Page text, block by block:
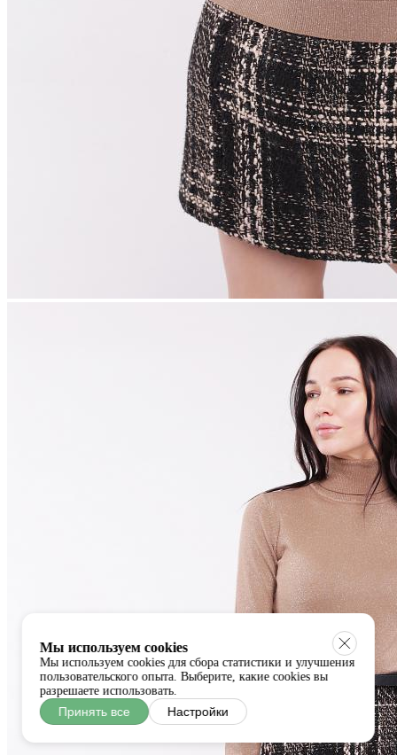
Мы используем cookies
Мы используем cookies для сбора статистики и улучшения
пользовательского опыта. Выберите, какие cookies вы
разрешаете использовать.
Принять все Настройки